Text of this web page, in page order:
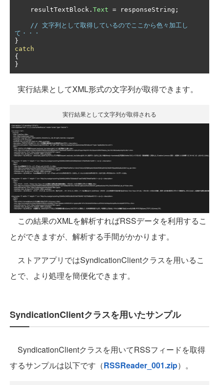
    resultTextBlock
. Text = responseString ;
// 文字列として取得しているのでここから色々加工し
て・・・
}
catch
{
}
実行結果としてXML形式の文字列が取得できます。
実行結果として文字列が取得される
この結果のXMLを解析すればRSSデータを利用するこ
とができますが、解析する手間がかかります。
ストアアプリではSyndicationClientクラスを用いるこ
とで、より処理を簡便化できます。
SyndicationClientクラスを用いたサンプル
SyndicationClientクラスを用いてRSSフィードを取得
するサンプルは以下です（RSSReader_001.zip）。